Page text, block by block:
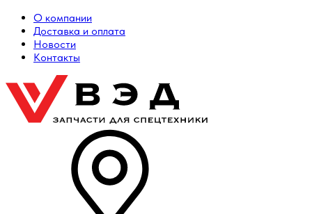
О компании
Доставка и оплата
Новости
Контакты